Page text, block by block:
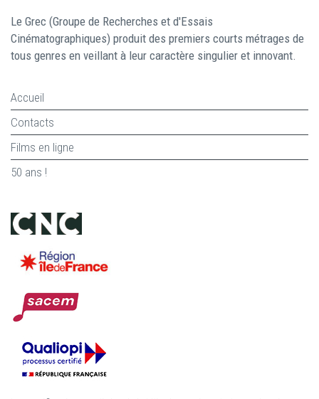
Le Grec (Groupe de Recherches et d'Essais
Cinématographiques) produit des premiers courts métrages de
tous genres en veillant à leur caractère singulier et innovant.
Accueil
Contacts
Films en ligne
50 ans !